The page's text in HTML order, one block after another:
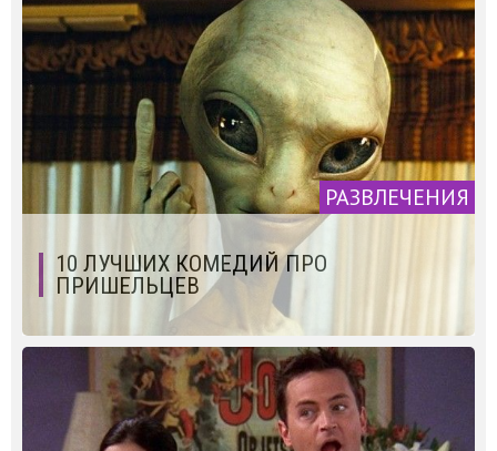
РАЗВЛЕЧЕНИЯ
10 ЛУЧШИХ КОМЕДИЙ ПРО
ПРИШЕЛЬЦЕВ